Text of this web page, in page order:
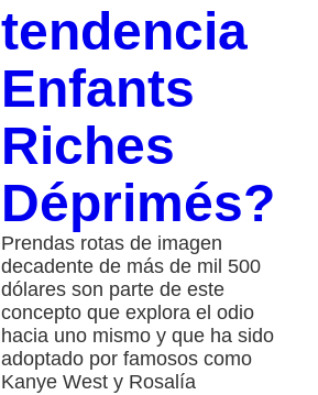
tendencia
Enfants
Riches
Déprimés?
Prendas rotas de imagen
decadente de más de mil 500
dólares son parte de este
concepto que explora el odio
hacia uno mismo y que ha sido
adoptado por famosos como
Kanye West y Rosalía